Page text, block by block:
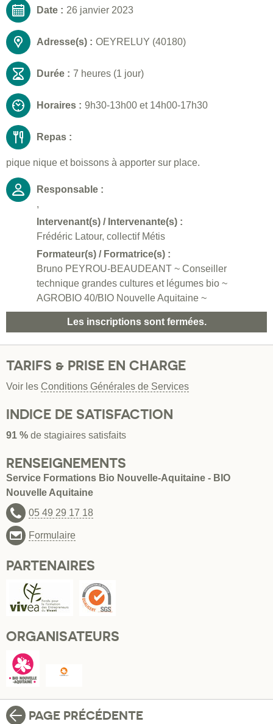
Date : 26 janvier 2023
Adresse(s) : OEYRELUY (40180)
Durée : 7 heures (1 jour)
Horaires : 9h30-13h00 et 14h00-17h30
Repas :
pique nique et boissons à apporter sur place.
Responsable :
,
Intervenant(s) / Intervenante(s) :
Frédéric Latour, collectif Métis
Formateur(s) / Formatrice(s) :
Bruno PEYROU-BEAUDEANT ~ Conseiller
technique grandes cultures et légumes bio ~
AGROBIO 40/BIO Nouvelle Aquitaine ~
Les inscriptions sont fermées.
TARIFS & PRISE EN CHARGE
Voir les Conditions Générales de Services
INDICE DE SATISFACTION
91 % de stagiaires satisfaits
RENSEIGNEMENTS
Service Formations Bio Nouvelle-Aquitaine - BIO
Nouvelle Aquitaine
05 49 29 17 18
Formulaire
PARTENAIRES
ORGANISATEURS
PAGE PRÉCÉDENTE